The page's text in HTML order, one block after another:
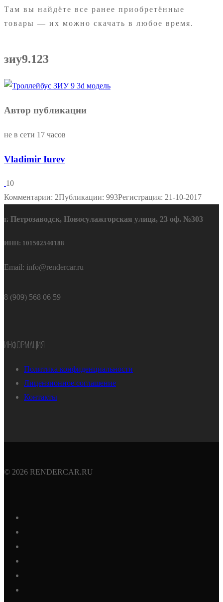
Там вы найдёте все ранее приобретённые
товары — их можно скачать в любое время.
зиу9.123
Автор публикации
не в сети 17 часов
Vladimir Iurev
10
Комментарии: 2Публикации: 993Регистрация: 21-10-2017
г. Петрозаводск, Новосулажгорская улица, 23 оф. №303
ИНН: 101502540188
Email: info@rendercar.ru
8 (909) 568 06 59
ИНФОРМАЦИЯ
Политика конфиденциальности
Лицензионное соглашение
Контакты
© 2026 RENDERCAR.RU